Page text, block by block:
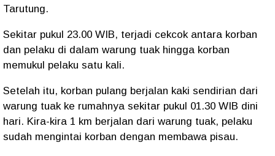
Tarutung.
Sekitar pukul 23.00 WIB, terjadi cekcok antara korban
dan pelaku di dalam warung tuak hingga korban
memukul pelaku satu kali.
Setelah itu, korban pulang berjalan kaki sendirian dari
warung tuak ke rumahnya sekitar pukul 01.30 WIB dini
hari. Kira-kira 1 km berjalan dari warung tuak, pelaku
sudah mengintai korban dengan membawa pisau.